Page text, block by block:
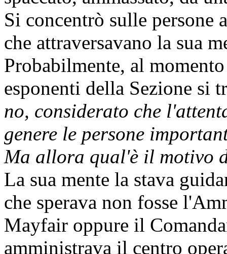
Si concentrò sulle persone
che attraversavano la sua
Probabilmente, al
esponenti della Sezione si
no, considerato che
genere le persone
Ma allora qual'è il motivo
La sua mente la stava
che sperava non fosse
Mayfair oppure il
amministrava il centro